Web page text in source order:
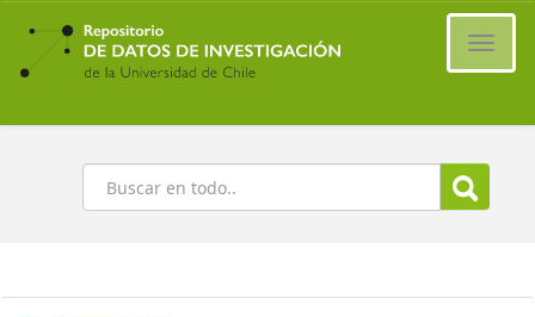
Ir
contenido
principal
Buscar